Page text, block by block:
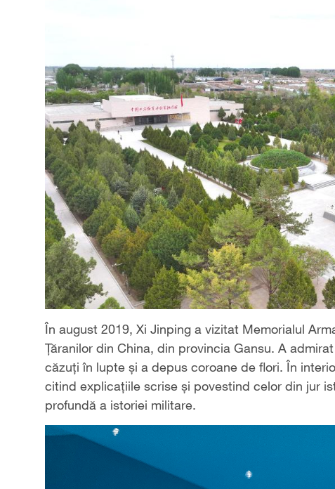
În august 2019, Xi Jinping a vizitat Memorialul
Țăranilor din China, din provincia Gansu. A
căzuți în lupte și a depus coroane de flori. În
citind explicațiile scrise și povestind celor din jur
profundă a istoriei militare.